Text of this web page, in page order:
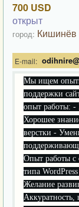
700 USD
открыт
город: Кишинёв
E-mail:
Мы ищем
поддержки
опыт работы: -
Хорошее
верстки -
Опыт работы с
типа
Желание